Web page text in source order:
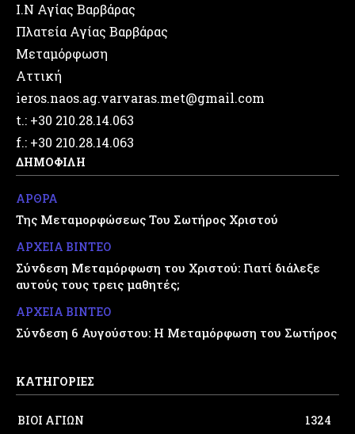
Ι.Ν Αγίας Βαρβάρας
Πλατεία Αγίας Βαρβάρας
Μεταμόρφωση
Αττική
ieros.naos.ag.varvaras.met@gmail.com
t.: +30 210.28.14.063
f.: +30 210.28.14.063
ΔΗΜΟΦΙΛΗ
ΑΡΘΡΑ
Της Μεταμορφώσεως Του Σωτήρος Χριστού
ΑΡΧΕΙΑ ΒΙΝΤΕΟ
Σύνδεση Μεταμόρφωση του Χριστού: Γιατί διάλεξε
αυτούς τους τρεις μαθητές;
ΑΡΧΕΙΑ ΒΙΝΤΕΟ
Σύνδεση 6 Αυγούστου: Η Μεταμόρφωση του Σωτήρος
ΚΑΤΗΓΟΡΙΕΣ
ΒΙΟΙ ΑΓΙΩΝ 1324